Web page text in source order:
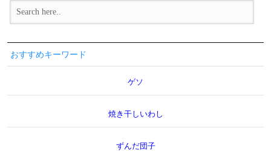
おすすめキーワード
ゲソ
焼き干しいわし
ずんだ団子